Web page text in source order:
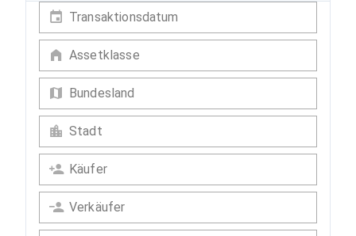
Transaktionsdatum
Assetklasse
Bundesland
Stadt
Käufer
Verkäufer